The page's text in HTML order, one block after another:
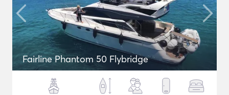
Fairline Phantom 50 Flybridge